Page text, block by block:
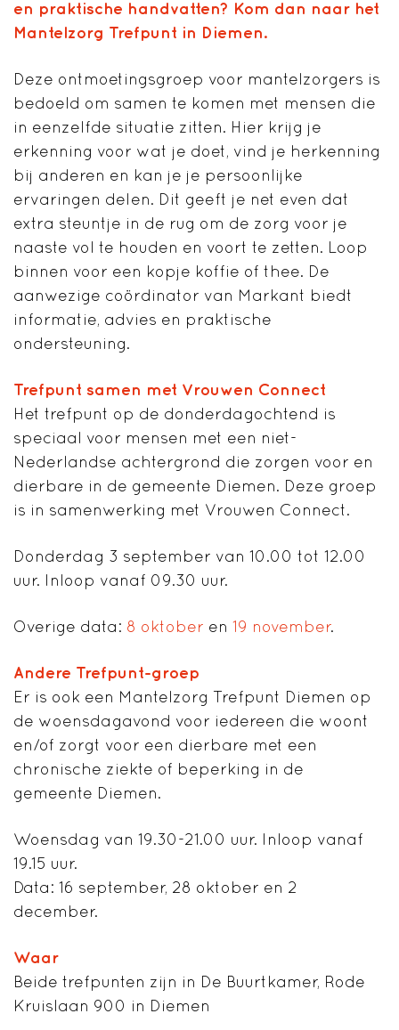
en praktische handvatten? Kom dan naar het
Mantelzorg Trefpunt in Diemen.
Deze ontmoetingsgroep voor mantelzorgers is
bedoeld om samen te komen met mensen die
in eenzelfde situatie zitten. Hier krijg je
erkenning voor wat je doet, vind je herkenning
bij anderen en kan je je persoonlijke
ervaringen delen. Dit geeft je net even dat
extra steuntje in de rug om de zorg voor je
naaste vol te houden en voort te zetten. Loop
binnen voor een kopje koffie of thee. De
aanwezige coördinator van Markant biedt
informatie, advies en praktische
ondersteuning.
Trefpunt samen met Vrouwen Connect
Het trefpunt op de donderdagochtend is
speciaal voor mensen met een niet-
Nederlandse achtergrond die zorgen voor en
dierbare in de gemeente Diemen. Deze groep
is in samenwerking met Vrouwen Connect.
Donderdag 3 september van 10.00 tot 12.00
uur. Inloop vanaf 09.30 uur.
Overige data: 8 oktober en 19 november.
Andere Trefpunt-groep
Er is ook een Mantelzorg Trefpunt Diemen op
de woensdagavond voor iedereen die woont
en/of zorgt voor een dierbare met een
chronische ziekte of beperking in de
gemeente Diemen.
Woensdag van 19.30-21.00 uur. Inloop vanaf
19.15 uur.
Data: 16 september, 28 oktober en 2
december.
Waar
Beide trefpunten zijn in De Buurtkamer, Rode
Kruislaan 900 in Diemen